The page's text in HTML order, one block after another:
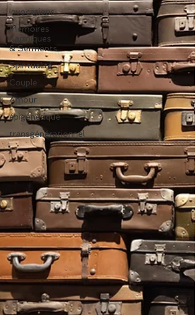
Invocations
Mémoires
Karmiques
& Serments
Spiritualité
Couple
Amour
épigénétique
transgénérationnel